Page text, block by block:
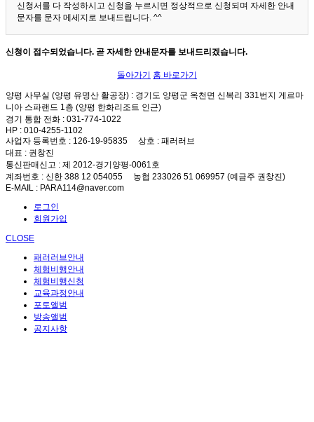
신청서를 다 작성하시고 신청을 누르시면 정상적으로 신청되며 자세한 안내
문자를 문자 메세지로 보내드립니다. ^^
신청이 접수되었습니다. 곧 자세한 안내문자를 보내드리겠습니다.
돌아가기 홈 바로가기
양평 사무실 (양평 유명산 활공장) : 경기도 양평군 옥천면 신복리 331번지 게르마
니아 스파랜드 1층 (양평 한화리조트 인근)
경기 통합 전화 : 031-774-1022
HP : 010-4255-1102
사업자 등록번호 : 126-19-95835 상호 : 패러러브
대표 : 권창진
통신판매신고 : 제 2012-경기양평-0061호
계좌번호 : 신한 388 12 054055 농협 233026 51 069957 (예금주 권창진)
E-MAIL : PARA114@naver.com
로그인
회원가입
CLOSE
패러러브안내
체험비행안내
체험비행신청
교육과정안내
포토앨범
방송앨범
공지사항